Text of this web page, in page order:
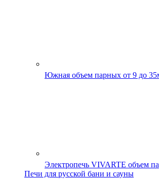
Южная объем парных от 9 до
Электропечь VIVARTE объем
Печи для русской бани и сауны